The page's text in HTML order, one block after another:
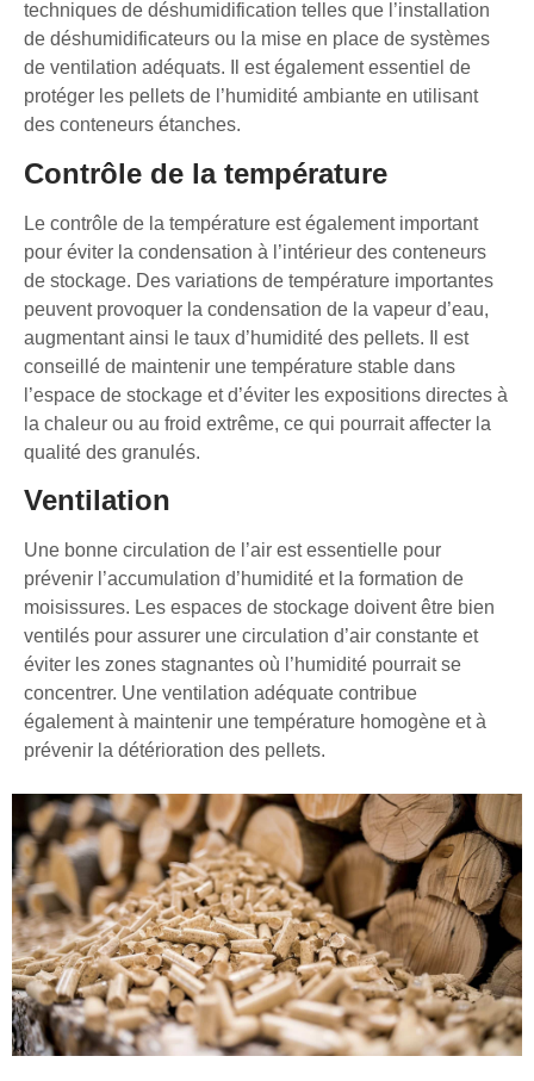
techniques de déshumidification telles que l’installation
de déshumidificateurs ou la mise en place de systèmes
de ventilation adéquats. Il est également essentiel de
protéger les pellets de l’humidité ambiante en utilisant
des conteneurs étanches.
Contrôle de la température
Le contrôle de la température est également important
pour éviter la condensation à l’intérieur des conteneurs
de stockage. Des variations de température importantes
peuvent provoquer la condensation de la vapeur d’eau,
augmentant ainsi le taux d’humidité des pellets. Il est
conseillé de maintenir une température stable dans
l’espace de stockage et d’éviter les expositions directes à
la chaleur ou au froid extrême, ce qui pourrait affecter la
qualité des granulés.
Ventilation
Une bonne circulation de l’air est essentielle pour
prévenir l’accumulation d’humidité et la formation de
moisissures. Les espaces de stockage doivent être bien
ventilés pour assurer une circulation d’air constante et
éviter les zones stagnantes où l’humidité pourrait se
concentrer. Une ventilation adéquate contribue
également à maintenir une température homogène et à
prévenir la détérioration des pellets.